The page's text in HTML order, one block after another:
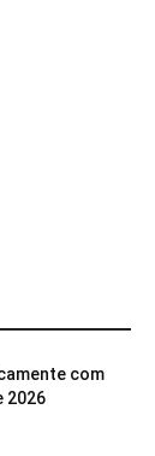
com
2026